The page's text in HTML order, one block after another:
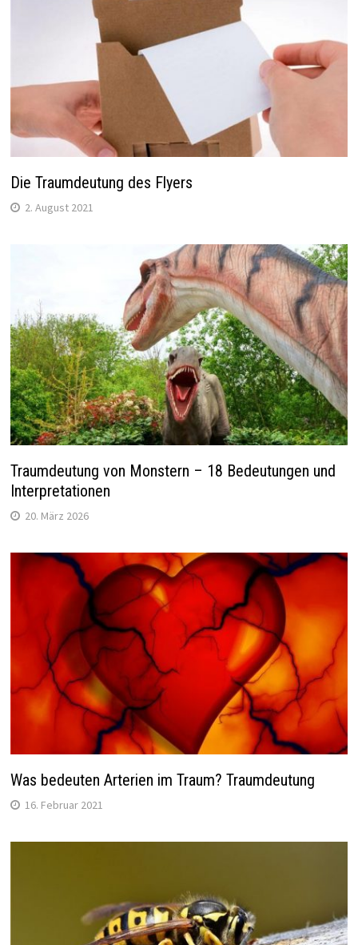
Die Traumdeutung des Flyers
2. August 2021
Traumdeutung von Monstern – 18 Bedeutungen und
Interpretationen
20. März 2026
Was bedeuten Arterien im Traum? Traumdeutung
16. Februar 2021